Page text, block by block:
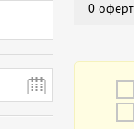
0